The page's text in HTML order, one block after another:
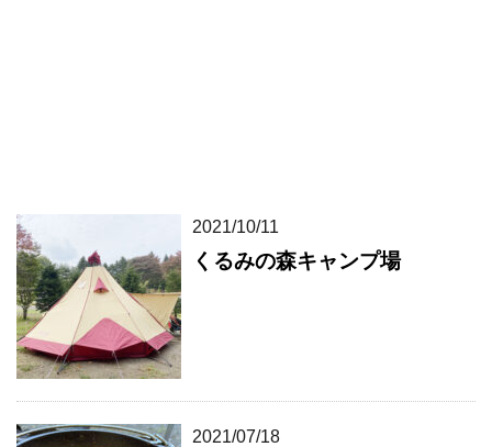
2021/10/11
くるみの森キャンプ場
2021/07/18